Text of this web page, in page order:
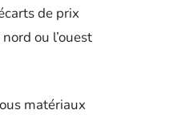
de prix
ou l’ouest
matériaux